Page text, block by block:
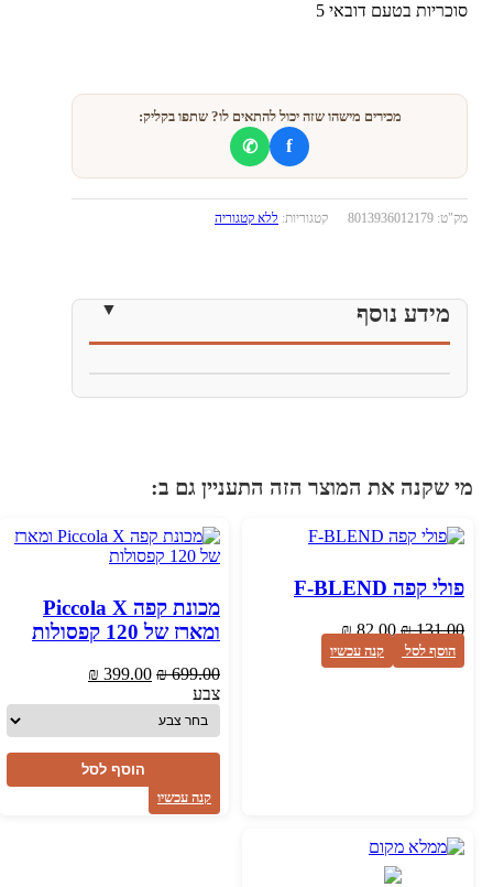
שקנה את המוצר הזה התעניין גם ב:
פולי קפה F-BLEND
₪131.00
המחיר
המקורי
היה:
₪82.00 המחיר
הנוכחי
הוא:
הוסף לסל קנה עכשיו
מכונת קפה Piccola X
ומארז של 120 קפסולות
₪699.00
המחיר
היה:
₪ 699.00.
₪399.00 המחיר
₪ 399.00.
צבע
הוסף לסל
קנה עכשיו
סוכריות בטעם דובאי 5
מכירים מישהו שזה יכול להתאים לו? שתפו בקליק:
✆
מק"ט:8013936012179 קטגוריות:ללא קטגוריה
מידע נוסף